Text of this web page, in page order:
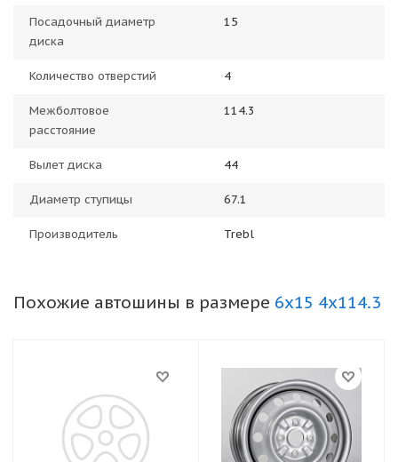
Посадочный диаметр
диска
15
Количество отверстий 4
Межболтовое
расстояние
114.3
Вылет диска 44
Диаметр ступицы 67.1
Производитель Trebl
Похожие автошины в размере 6x15 4x114.3